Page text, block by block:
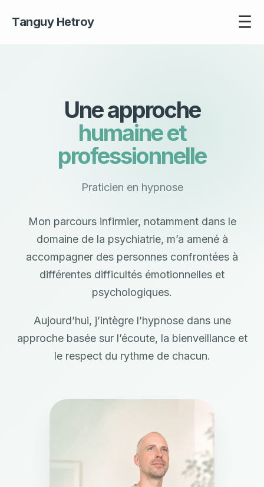
Tanguy Hetroy ☰
Une approche
humaine et
professionnelle
Praticien en hypnose
Mon parcours infirmier, notamment dans le
domaine de la psychiatrie, m’a amené à
accompagner des personnes confrontées à
différentes difficultés émotionnelles et
psychologiques.
Aujourd’hui, j’intègre l’hypnose dans une
approche basée sur l’écoute, la bienveillance et
le respect du rythme de chacun.